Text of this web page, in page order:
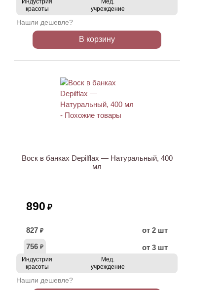
Индустрия
красоты
Мед.
учреждение
Нашли дешевле?
В корзину
Воск в банках Depilflax — Натуральный, 400
мл
890 ₽
827 ₽
от 2 шт
756 ₽ от 3 шт
Индустрия
красоты
Мед.
учреждение
Нашли дешевле?